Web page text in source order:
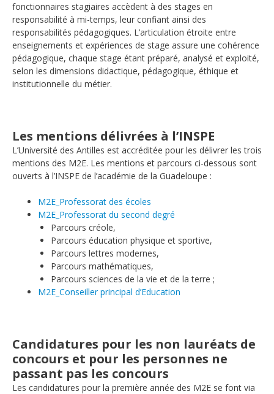
fonctionnaires stagiaires accèdent à des stages en
responsabilité à mi-temps, leur confiant ainsi des
responsabilités pédagogiques. L’articulation étroite entre
enseignements et expériences de stage assure une cohérence
pédagogique, chaque stage étant préparé, analysé et exploité,
selon les dimensions didactique, pédagogique, éthique et
institutionnelle du métier.
Les mentions délivrées à l’INSPE
L’Université des Antilles est accréditée pour les délivrer les trois
mentions des M2E. Les mentions et parcours ci-dessous sont
ouverts à l’INSPE de l’académie de la Guadeloupe :
M2E_Professorat des écoles
M2E_Professorat du second degré
Parcours créole,
Parcours éducation physique et sportive,
Parcours lettres modernes,
Parcours mathématiques,
Parcours sciences de la vie et de la terre ;
M2E_Conseiller principal d’Education
Candidatures pour les non lauréats de
concours et pour les personnes ne
passant pas les concours
Les candidatures pour la première année des M2E se font via